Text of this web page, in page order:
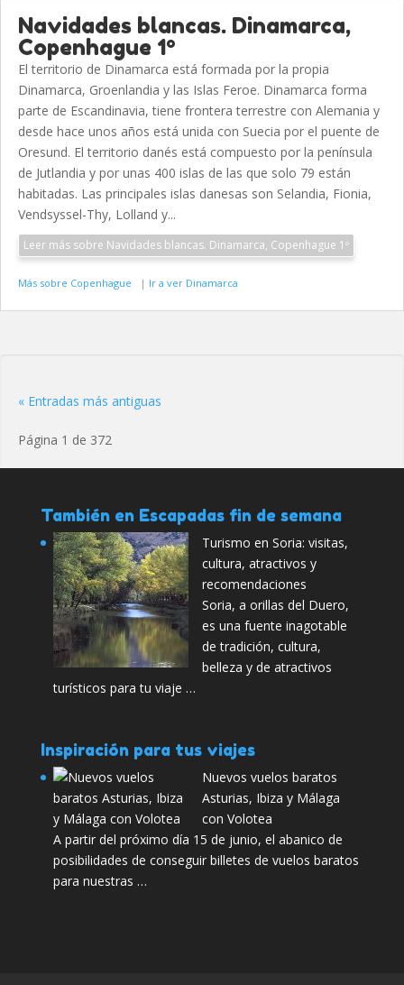
Navidades blancas. Dinamarca,
Copenhague 1º
El territorio de Dinamarca está formada por la propia
Dinamarca, Groenlandia y las Islas Feroe. Dinamarca forma
parte de Escandinavia, tiene frontera terrestre con Alemania y
desde hace unos años está unida con Suecia por el puente de
Oresund. El territorio danés está compuesto por la península
de Jutlandia y por unas 400 islas de las que solo 79 están
habitadas. Las principales islas danesas son Selandia, Fionia,
Vendsyssel-Thy, Lolland y...
Leer más sobre Navidades blancas. Dinamarca, Copenhague 1º
Más sobre Copenhague | Ir a ver Dinamarca
« Entradas más antiguas
Página 1 de 372
También en Escapadas fin de semana
Turismo en Soria: visitas,
cultura, atractivos y
recomendaciones
Soria, a orillas del Duero,
es una fuente inagotable
de tradición, cultura,
belleza y de atractivos
turísticos para tu viaje …
Inspiración para tus viajes
Nuevos vuelos baratos
Asturias, Ibiza y Málaga
con Volotea
A partir del próximo día 15 de junio, el abanico de
posibilidades de conseguir billetes de vuelos baratos
para nuestras …